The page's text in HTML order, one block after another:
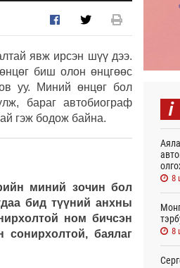
явж ирсэн шүү дээ.
биш олон өнцгөөс
уу. Миний өнцөг бол
бараг автобиограф
гэж бодож байна.
миний зочин бол
бид түүний анхны
ном бичсэн
сонирхолтой, баялаг
i
8
8